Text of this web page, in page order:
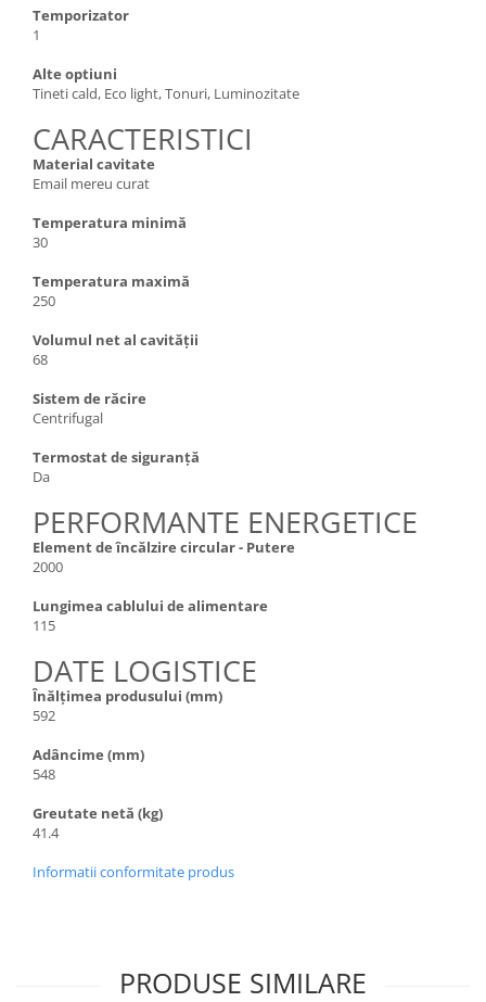
Temporizator
1
Alte optiuni
Tineti cald, Eco light, Tonuri, Luminozitate
CARACTERISTICI
Material cavitate
Email mereu curat
Temperatura minimă
30
Temperatura maximă
250
Volumul net al cavității
68
Sistem de răcire
Centrifugal
Termostat de siguranță
Da
PERFORMANTE ENERGETICE
Element de încălzire circular - Putere
2000
Lungimea cablului de alimentare
115
DATE LOGISTICE
Înălțimea produsului (mm)
592
Adâncime (mm)
548
Greutate netă (kg)
41.4
Informatii conformitate produs
PRODUSE SIMILARE